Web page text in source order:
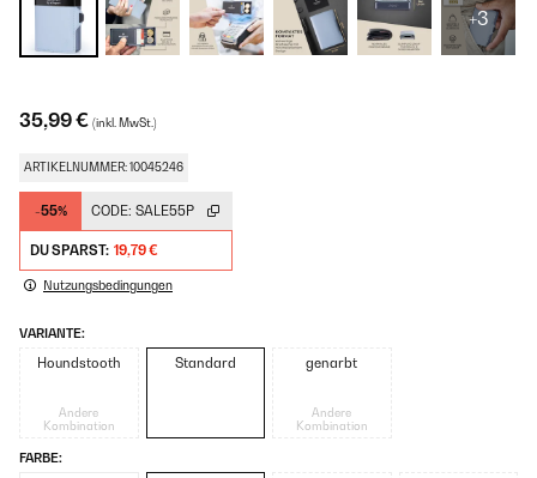
+3
35,99 € (inkl. MwSt.)
ARTIKELNUMMER: 10045246
-55% CODE: SALE55P
DU SPARST: 19,79 €
Nutzungsbedingungen
VARIANTE:
Houndstooth
Andere
Kombination
Standard genarbt
Andere
Kombination
FARBE: